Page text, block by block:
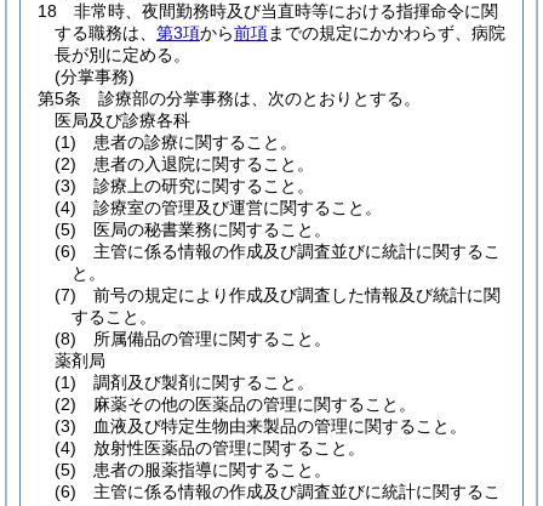
18
非常時、夜間勤務時及び当直時等における指揮命令に関
する職務は、 第3項から前項までの規定にかかわらず、病院
長が別に定める。
(分掌事務)
第5条
診療部の分掌事務は、次のとおりとする。
医局及び診療各科
(1) 患者の診療に関すること。
(2) 患者の入退院に関すること。
(3) 診療上の研究に関すること。
(4) 診療室の管理及び運営に関すること。
(5) 医局の秘書業務に関すること。
(6) 主管に係る情報の作成及び調査並びに統計に関するこ
と。
(7) 前号の規定により作成及び調査した情報及び統計に関
すること。
(8) 所属備品の管理に関すること。
薬剤局
(1) 調剤及び製剤に関すること。
(2) 麻薬その他の医薬品の管理に関すること。
(3) 血液及び特定生物由来製品の管理に関すること。
(4) 放射性医薬品の管理に関すること。
(5) 患者の服薬指導に関すること。
(6) 主管に係る情報の作成及び調査並びに統計に関するこ